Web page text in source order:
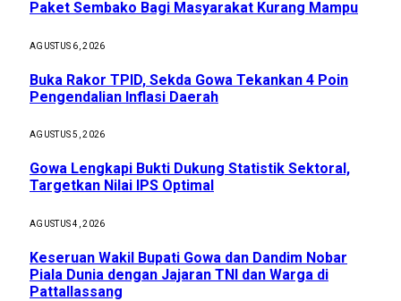
Paket Sembako Bagi Masyarakat Kurang Mampu
AGUSTUS 6, 2026
Buka Rakor TPID, Sekda Gowa Tekankan 4 Poin
Pengendalian Inflasi Daerah
AGUSTUS 5, 2026
Gowa Lengkapi Bukti Dukung Statistik Sektoral,
Targetkan Nilai IPS Optimal
AGUSTUS 4, 2026
Keseruan Wakil Bupati Gowa dan Dandim Nobar
Piala Dunia dengan Jajaran TNI dan Warga di
Pattallassang